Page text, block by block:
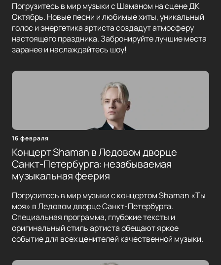
Погрузитесь в мир музыки с Шаманом на сцене ДК
Октябрь. Новые песни и любимые хиты, уникальный
голос и энергетика артиста создадут атмосферу
настоящего праздника. Забронируйте лучшие места
заранее и наслаждайтесь шоу!
16 февраля
Концерт Shaman в Ледовом дворце
Санкт-Петербурга: незабываемая
музыкальная феерия
Погрузитесь в мир музыки с концертом Shaman «Ты
моя» в Ледовом дворце Санкт-Петербурга.
Специальная программа, глубокие тексты и
оригинальный стиль артиста обещают яркое
событие для всех ценителей качественной музыки.